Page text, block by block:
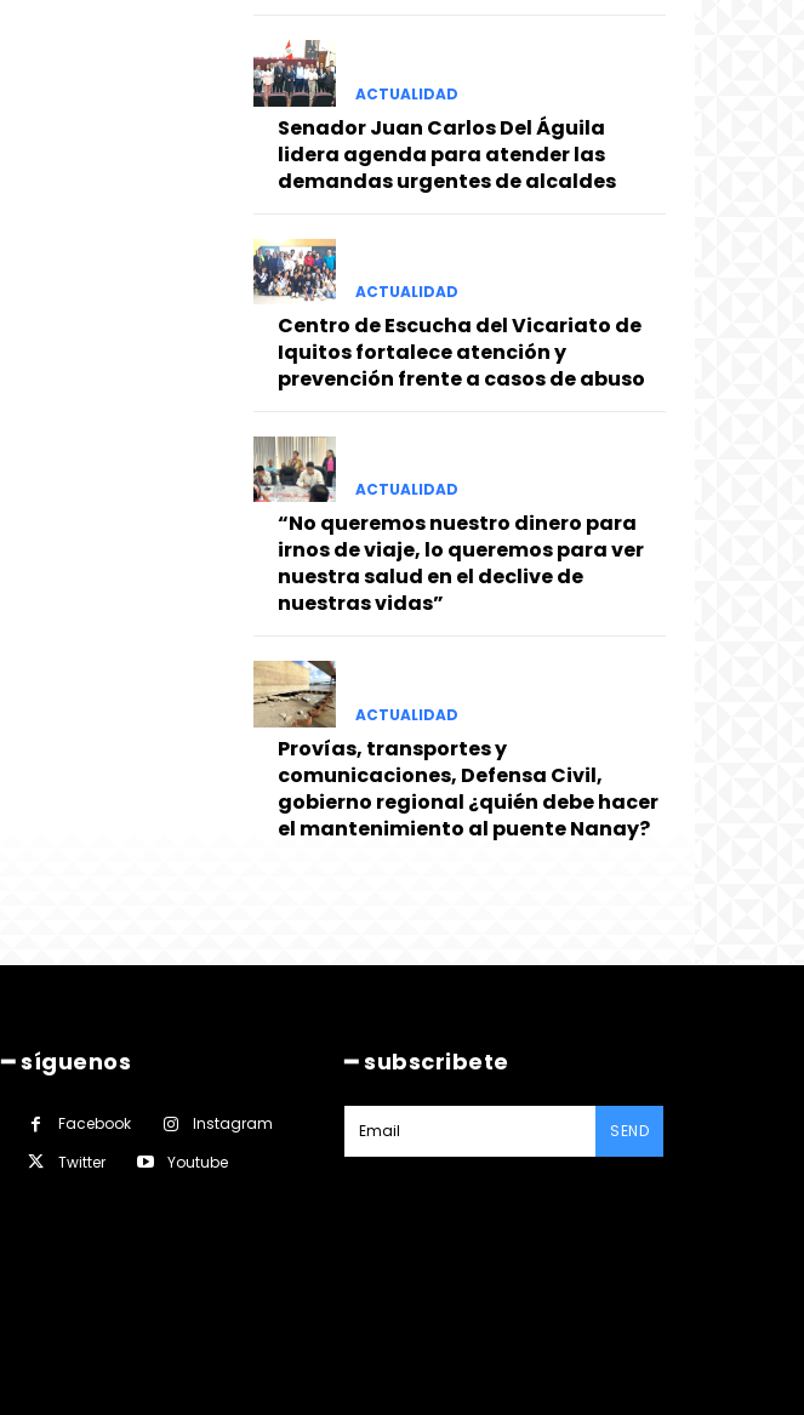
ACTUALIDAD
Senador Juan Carlos Del Águila
lidera agenda para atender las
demandas urgentes de alcaldes
ACTUALIDAD
Centro de Escucha del Vicariato de
Iquitos fortalece atención y
prevención frente a casos de abuso
ACTUALIDAD
“No queremos nuestro dinero para
irnos de viaje, lo queremos para ver
nuestra salud en el declive de
nuestras vidas”
ACTUALIDAD
Provías, transportes y
comunicaciones, Defensa Civil,
gobierno regional ¿quién debe hacer
el mantenimiento al puente Nanay?
━ síguenos
Facebook
Instagram
Twitter
Youtube
━ subscribete
SEND